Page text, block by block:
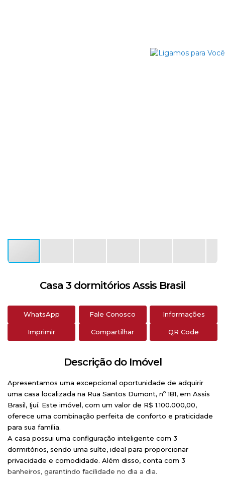
Casa 3 dormitórios Assis Brasil
WhatsApp Fale Conosco Informações
Imprimir Compartilhar QR Code
Descrição do Imóvel
Apresentamos uma excepcional oportunidade de adquirir
uma casa localizada na Rua Santos Dumont, nº 181, em Assis
Brasil, Ijuí. Este imóvel, com um valor de R$ 1.100.000,00,
oferece uma combinação perfeita de conforto e praticidade
para sua família.
A casa possui uma configuração inteligente com 3
dormitórios, sendo uma suíte, ideal para proporcionar
privacidade e comodidade. Além disso, conta com 3
banheiros, garantindo facilidade no dia a dia.